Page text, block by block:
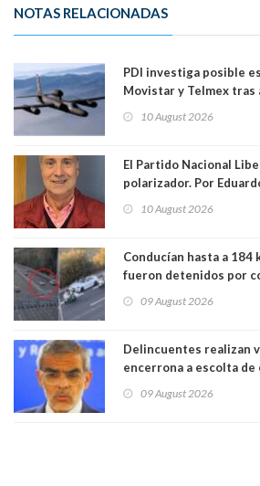
NOTAS RELACIONADAS
PDI investiga posible
Movistar y Telmex tras
10 August 2026
El Partido Nacional
polarizador. Por
10 August 2026
Conducían hasta a
fueron detenidos por
09 August 2026
Delincuentes realizan
encerrona a escolta
Lo Espejo
09 August 2026